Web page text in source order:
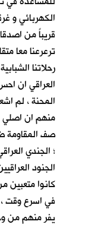
الكهربائي و
قريباً من
ترعرعنا معا
رحلاتنا
العراقي ان
المحنة ، لم
منهم ان اصلي
صف المقاومة
؛ الجندي
الجنود
كانوا متعبين
في اسرع وقت
يفر منهم من